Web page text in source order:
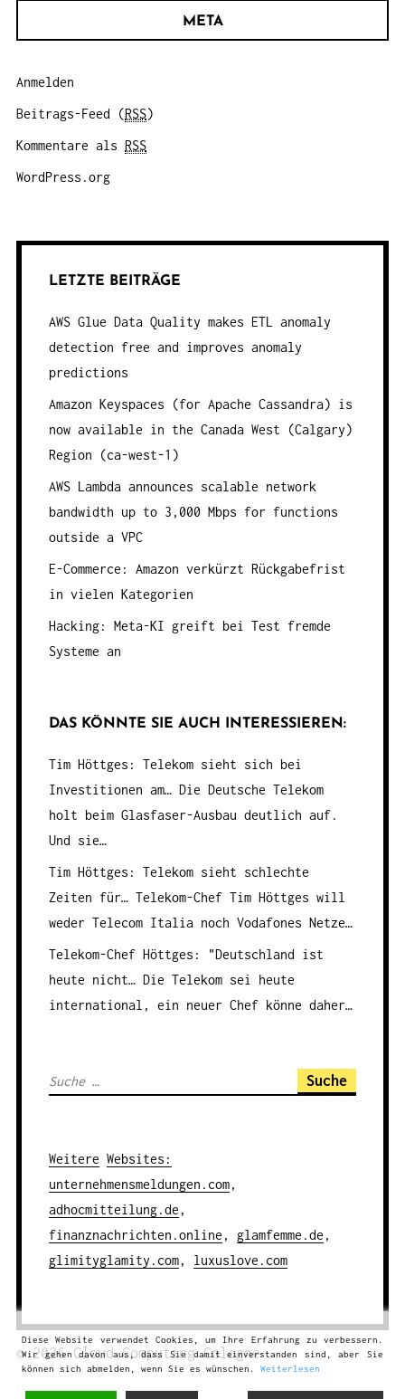
META
Anmelden
Beitrags-Feed (RSS)
Kommentare als RSS
WordPress.org
LETZTE BEITRÄGE
AWS Glue Data Quality makes ETL anomaly
detection free and improves anomaly
predictions
Amazon Keyspaces (for Apache Cassandra) is
now available in the Canada West (Calgary)
Region (ca-west-1)
AWS Lambda announces scalable network
bandwidth up to 3,000 Mbps for functions
outside a VPC
E-Commerce: Amazon verkürzt Rückgabefrist
in vielen Kategorien
Hacking: Meta-KI greift bei Test fremde
Systeme an
DAS KÖNNTE SIE AUCH INTERESSIEREN:
Tim Höttges: Telekom sieht sich bei
Investitionen am…Die Deutsche Telekom
holt beim Glasfaser-Ausbau deutlich auf.
Und sie…
Tim Höttges: Telekom sieht schlechte
Zeiten für…Telekom-Chef Tim Höttges will
weder Telecom Italia noch Vodafones Netze…
Telekom-Chef Höttges: "Deutschland ist
heute nicht…Die Telekom sei heute
international, ein neuer Chef könne daher…
S
h
e
n
a
c
Weitere Websites :
unternehmensmeldungen.com,
adhocmitteilung.de ,
finanznachrichten.online , glamfemme.de ,
glimityglamity.com, luxuslove.com
© 2026Cloud ComputingCologne
Diese Website verwendet Cookies, um Ihre Erfahrung zu verbessern.
Wir gehen davon aus, dass Sie damit einverstanden sind, aber Sie
können sich abmelden, wenn Sie es wünschen. Weiterlesen